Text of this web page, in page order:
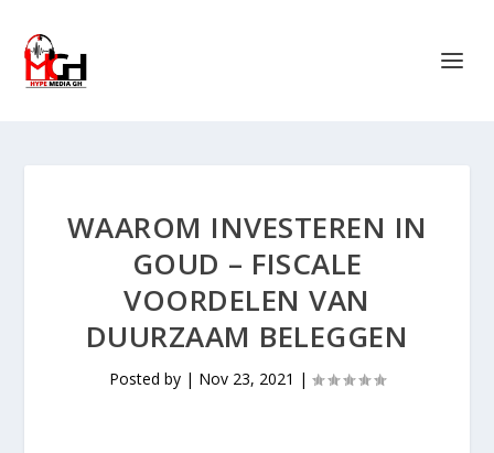
WAAROM INVESTEREN IN
GOUD – FISCALE
VOORDELEN VAN
DUURZAAM BELEGGEN
Posted by | Nov 23, 2021 |